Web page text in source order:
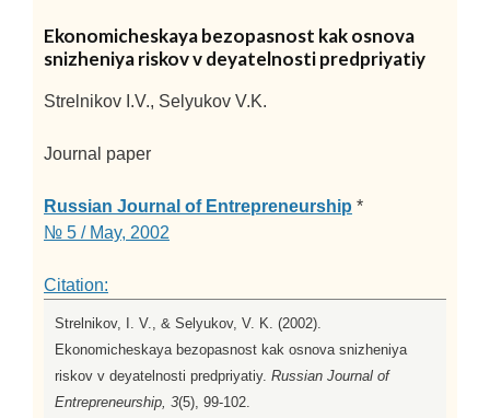
Ekonomicheskaya bezopasnost kak osnova
snizheniya riskov v deyatelnosti predpriyatiy
Strelnikov I.V., Selyukov V.K.
Journal paper
Russian Journal of Entrepreneurship *
№ 5 / May, 2002
Citation:
Strelnikov, I. V., & Selyukov, V. K. (2002).
Ekonomicheskaya bezopasnost kak osnova snizheniya
riskov v deyatelnosti predpriyatiy. Russian Journal of
Entrepreneurship, 3(5), 99-102.